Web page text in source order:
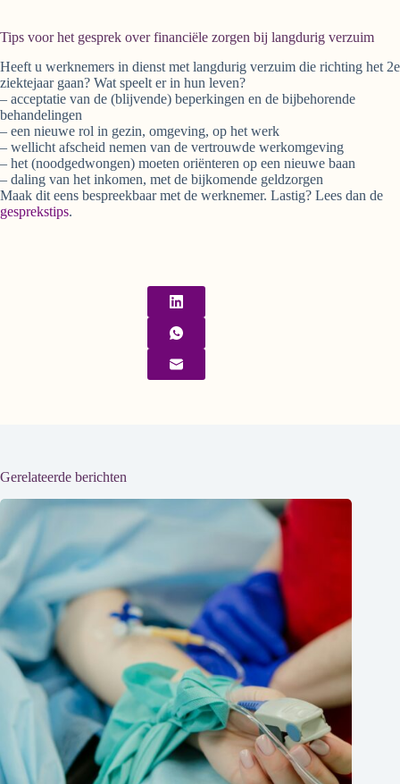
Tips voor het gesprek over financiële zorgen bij langdurig verzuim
Heeft u werknemers in dienst met langdurig verzuim die richting het 2e
ziektejaar gaan? Wat speelt er in hun leven?
– acceptatie van de (blijvende) beperkingen en de bijbehorende
behandelingen
– een nieuwe rol in gezin, omgeving, op het werk
– wellicht afscheid nemen van de vertrouwde werkomgeving
– het (noodgedwongen) moeten oriënteren op een nieuwe baan
– daling van het inkomen, met de bijkomende geldzorgen
Maak dit eens bespreekbaar met de werknemer. Lastig? Lees dan de
gesprekstips.
Gerelateerde berichten